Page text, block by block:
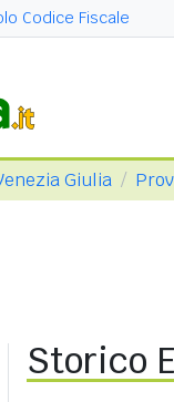
Codice Fiscale
Giulia
Storico